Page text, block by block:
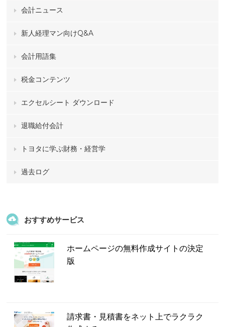
会計ニュース
新人経理マン向けQ&A
会計用語集
税金コンテンツ
エクセルシート ダウンロード
退職給付会計
トヨタに学ぶ財務・経営学
過去ログ
おすすめサービス
ホームページの無料作成サイトの決定
版
請求書・見積書をネット上でラクラク